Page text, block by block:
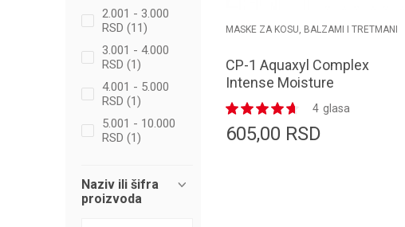
2.001 - 3.000
RSD (11)
3.001 - 4.000
RSD (1)
4.001 - 5.000
RSD (1)
5.001 - 10.000
RSD (1)
Naziv ili šifra
proizvoda
MASKE ZA KOSU, BALZAMI I TRETMANI
CP-1 Aquaxyl Complex
Intense Moisture
Conditioner 100mlglasa
4
605,00 RSD